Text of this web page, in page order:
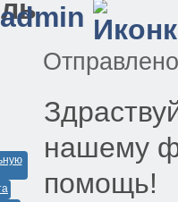
admin
нашему
помощь!